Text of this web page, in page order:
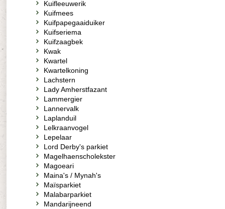
Kuifleeuwerik
Kuifmees
Kuifpapegaaiduiker
Kuifseriema
Kuifzaagbek
Kwak
Kwartel
Kwartelkoning
Lachstern
Lady Amherstfazant
Lammergier
Lannervalk
Laplanduil
Lelkraanvogel
Lepelaar
Lord Derby's parkiet
Magelhaenscholekster
Magoeari
Maina's / Mynah's
Maïsparkiet
Malabarparkiet
Mandarijneend